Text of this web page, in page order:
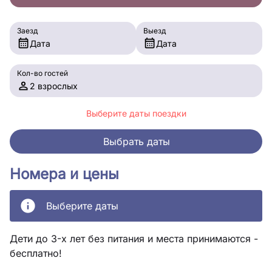
Номера и цены
Выберите даты
Дети до 3-х лет без питания и места принимаются -
бесплатно!
Заезд
Дата
Выезд
Дата
Кол-во гостей
2 взрослых
Выберите даты поездки
Выбрать даты